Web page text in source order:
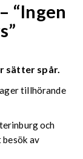
“Ingen
sätter spår.
tillhörande
och
besök av